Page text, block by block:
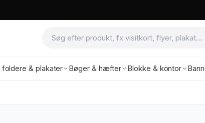
foldere & plakater Bøger & hæfter Blokke & kontor